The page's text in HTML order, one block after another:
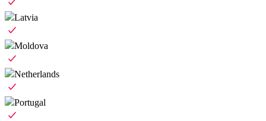
Latvia
Moldova
Netherlands
Portugal